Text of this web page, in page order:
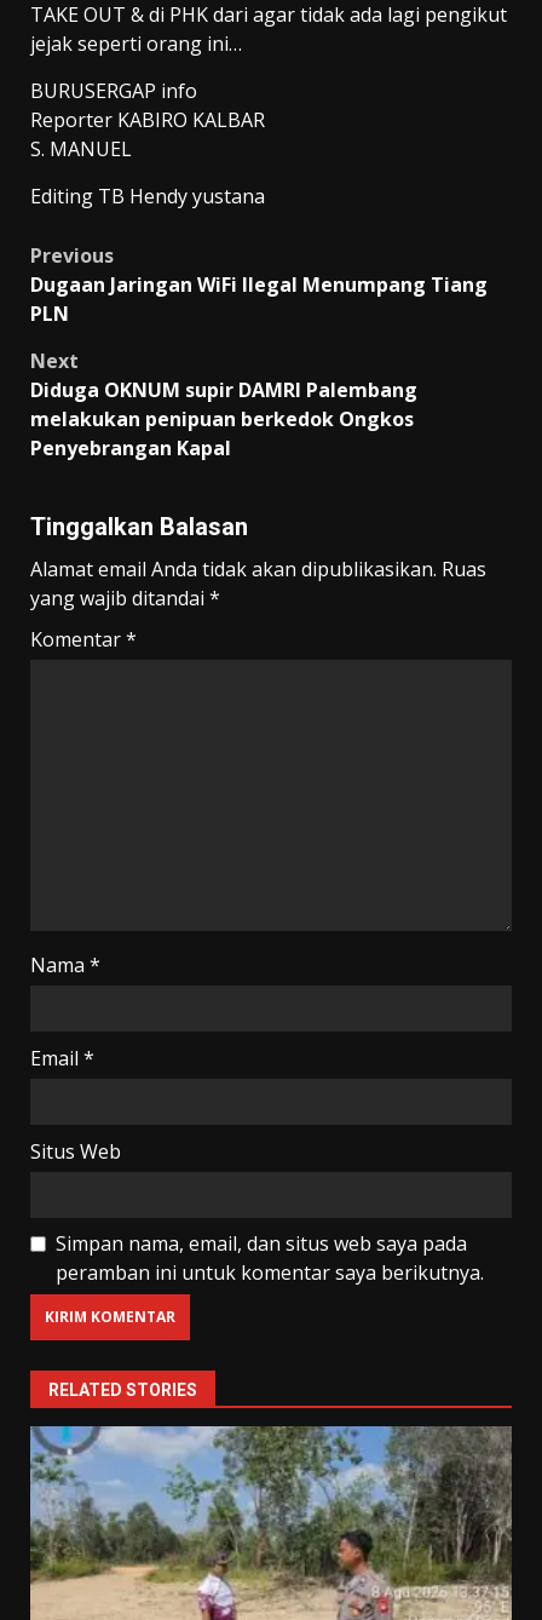
TAKE OUT & di PHK dari agar tidak ada lagi pengikut
jejak seperti orang ini…
BURUSERGAP info
Reporter KABIRO KALBAR
S. MANUEL
Editing TB Hendy yustana
Post
navigation
Previous
Dugaan Jaringan WiFi Ilegal Menumpang Tiang
PLN
Next
Diduga OKNUM supir DAMRI Palembang
melakukan penipuan berkedok Ongkos
Penyebrangan Kapal
Tinggalkan Balasan
Alamat email Anda tidak akan dipublikasikan. Ruas
yang wajib ditandai *
Komentar*
Nama *
Email *
Situs Web
Simpan nama, email, dan situs web saya pada
peramban ini untuk komentar saya berikutnya.
RELATED STORIES